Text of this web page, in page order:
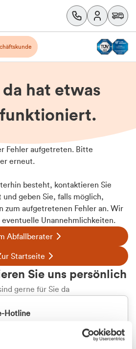
da hat etwas
Fehler aufgetreten. Bitte
erneut.
besteht, kontaktieren Sie
geben Sie, falls möglich,
zum aufgetretenen Fehler an. Wir
Unannehmlichkeiten.
Abfallberater
Startseite
Sie uns persönlich
gerne für Sie da
Hotline